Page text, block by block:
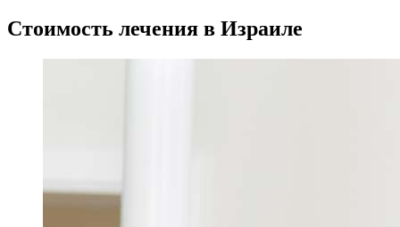
Стоимость лечения в Израиле